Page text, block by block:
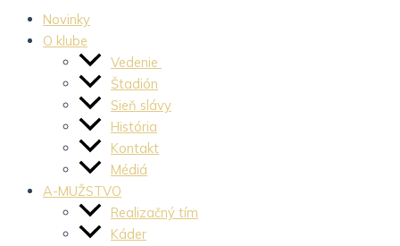
Novinky
O klube
Vedenie
Štadión
Sieň slávy
História
Kontakt
Médiá
A-MUŽSTVO
Realizačný tím
Káder